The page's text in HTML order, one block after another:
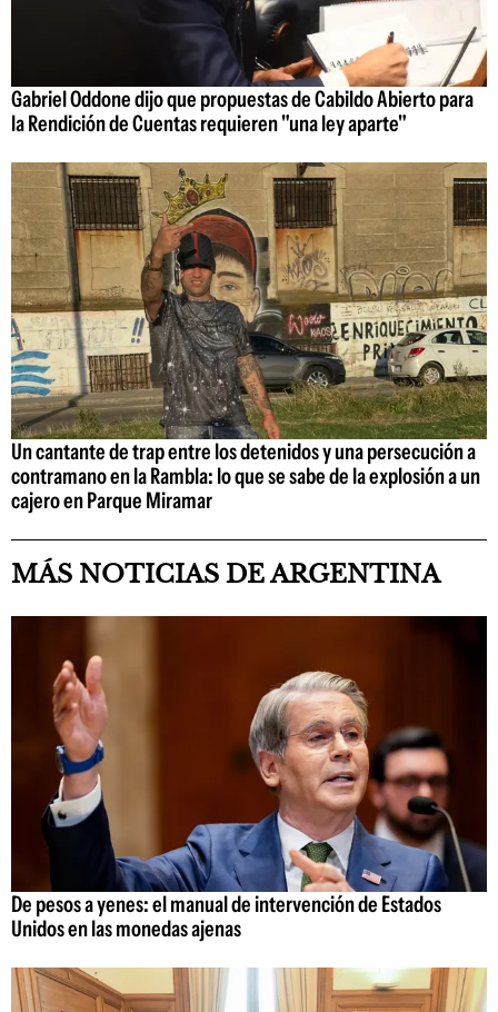
Gabriel Oddone dijo que propuestas de Cabildo Abierto para
la Rendición de Cuentas requieren "una ley aparte"
Un cantante de trap entre los detenidos y una persecución a
contramano en la Rambla: lo que se sabe de la explosión a un
cajero en Parque Miramar
MÁS NOTICIAS DE ARGENTINA
De pesos a yenes: el manual de intervención de Estados
Unidos en las monedas ajenas